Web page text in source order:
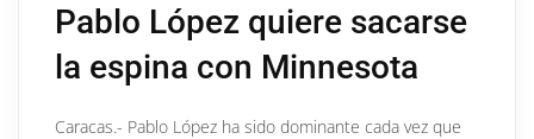
Pablo López quiere sacarse
la espina con Minnesota
Caracas.- Pablo López ha sido dominante cada vez que